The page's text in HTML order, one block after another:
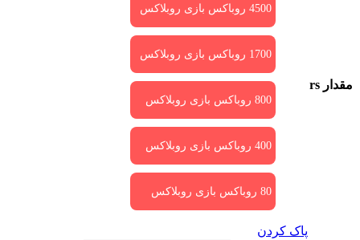
مقدار rs
4500 روباکس بازی روبلاکس
1700 روباکس بازی روبلاکس
800 روباکس بازی روبلاکس
400 روباکس بازی روبلاکس
80 روباکس بازی روبلاکس
پاک کردن